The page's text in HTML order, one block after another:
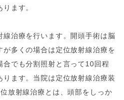
ます。
治療を行います。開頭手術は脳
多くの場合は定位放射線治療を
でも分割照射と言って10回程
ります。当院は定位放射線治療装
放射線治療とは、頭部をしっか